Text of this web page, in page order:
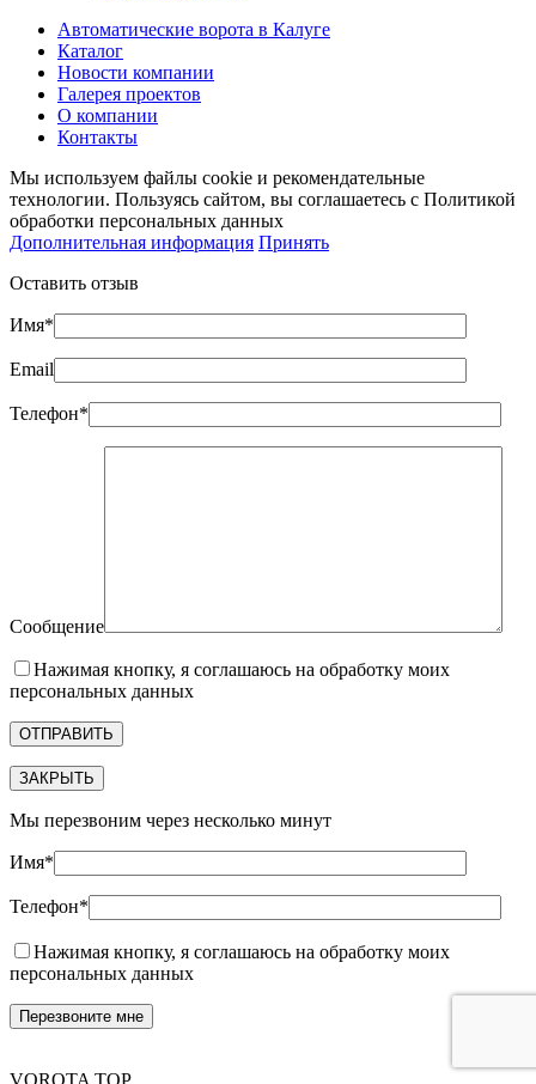
Автоматические ворота в Калуге
Каталог
Новости компании
Галерея проектов
О компании
Контакты
Мы используем файлы cookie и рекомендательные
технологии. Пользуясь сайтом, вы соглашаетесь с Политикой
обработки персональных данных
Дополнительная информация Принять
Оставить отзыв
Имя*
Email
Телефон*
Сообщение
Нажимая кнопку, я соглашаюсь на обработку моих
персональных данных
ЗАКРЫТЬ
Мы перезвоним через несколько минут
Имя*
Телефон*
Нажимая кнопку, я соглашаюсь на обработку моих
персональных данных
VOROTA TOP